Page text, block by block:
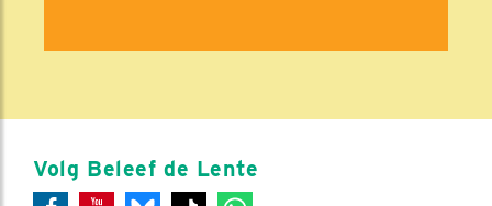
Volg Beleef de Lente